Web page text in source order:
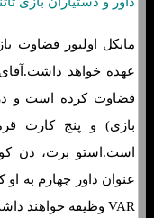
مایکل اولیور قضاوت
بازی) و پنج کارت
است.استو برت، دن
عنوان داور چهارم به
VAR وظیفه خواهند داشت.